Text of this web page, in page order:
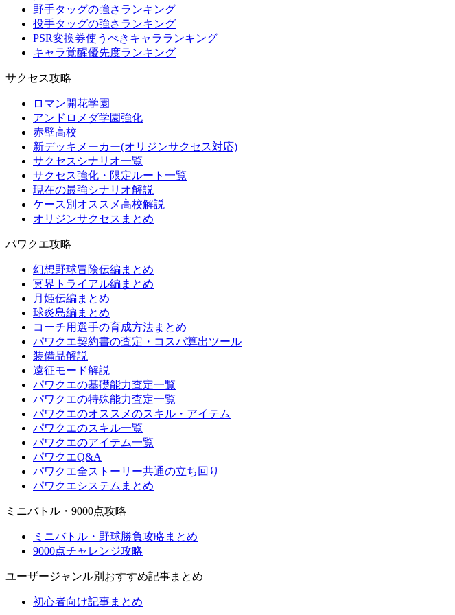
野手タッグの強さランキング
投手タッグの強さランキング
PSR変換券使うべきキャラランキング
キャラ覚醒優先度ランキング
サクセス攻略
ロマン開花学園
アンドロメダ学園強化
赤壁高校
新デッキメーカー(オリジンサクセス対応)
サクセスシナリオ一覧
サクセス強化・限定ルート一覧
現在の最強シナリオ解説
ケース別オススメ高校解説
オリジンサクセスまとめ
パワクエ攻略
幻想野球冒険伝編まとめ
冥界トライアル編まとめ
月姫伝編まとめ
球炎島編まとめ
コーチ用選手の育成方法まとめ
パワクエ契約書の査定・コスパ算出ツール
装備品解説
遠征モード解説
パワクエの基礎能力査定一覧
パワクエの特殊能力査定一覧
パワクエのオススメのスキル・アイテム
パワクエのスキル一覧
パワクエのアイテム一覧
パワクエQ&A
パワクエ全ストーリー共通の立ち回り
パワクエシステムまとめ
ミニバトル・9000点攻略
ミニバトル・野球勝負攻略まとめ
9000点チャレンジ攻略
ユーザージャンル別おすすめ記事まとめ
初心者向け記事まとめ